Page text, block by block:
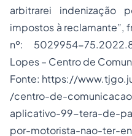
arbitrarei indenização
impostos à reclamante”,
nº: 5029954-
Lopes – Centro de
Fonte: https://
/centro-de-
aplicativo-99-tera-de-
por-motorista-nao-ter-